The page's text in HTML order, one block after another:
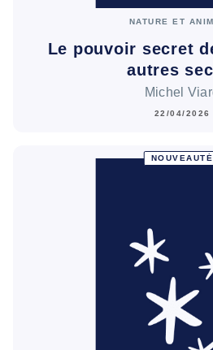
NATURE ET
Le pouvoir secret
autres
Michel
22/04/2026
NOUVEAUTÉ